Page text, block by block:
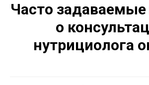
Часто
о
нутрициолога